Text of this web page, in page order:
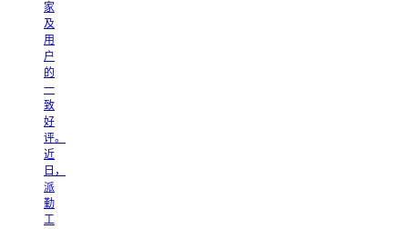
家
及
用
户
的
一
致
好
评。
近
日，
派
勤
工